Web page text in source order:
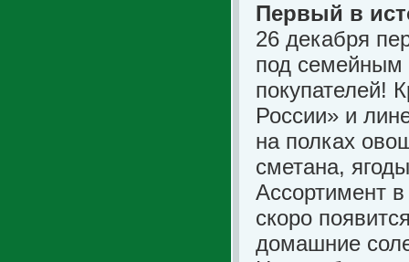
Первый в
26 декабря
под семейным
покупателей!
России» и
на полках
сметана,
Ассортимент
скоро
домашние